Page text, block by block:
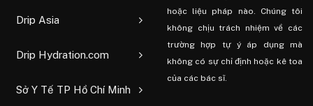
Drip Asia
Drip Hydration.com
Sở Y Tế TP Hồ Chí Minh
hoặc liệu pháp nào. Chúng tôi
không chịu trách nhiệm về các
trường hợp tự ý áp dụng mà
không có sự chỉ định hoặc kê toa
của các bác sĩ.